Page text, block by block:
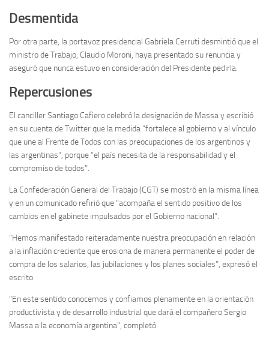
Desmentida
Por otra parte, la portavoz presidencial Gabriela Cerruti desmintió que el
ministro de Trabajo, Claudio Moroni, haya presentado su renuncia y
aseguró que nunca estuvo en consideración del Presidente pedirla.
Repercusiones
El canciller Santiago Cafiero celebró la designación de Massa y escribió
en su cuenta de Twitter que la medida “fortalece al gobierno y al vínculo
que une al Frente de Todos con las preocupaciones de los argentinos y
las argentinas”, porque “el país necesita de la responsabilidad y el
compromiso de todos”.
La Confederación General del Trabajo (CGT) se mostró en la misma línea
y en un comunicado refirió que “acompaña el sentido positivo de los
cambios en el gabinete impulsados por el Gobierno nacional”.
“Hemos manifestado reiteradamente nuestra preocupación en relación
a la inflación creciente que erosiona de manera permanente el poder de
compra de los salarios, las jubilaciones y los planes sociales”, expresó el
escrito.
“En este sentido conocemos y confiamos plenamente en la orientación
productivista y de desarrollo industrial que dará el compañero Sergio
Massa a la economía argentina”, completó.